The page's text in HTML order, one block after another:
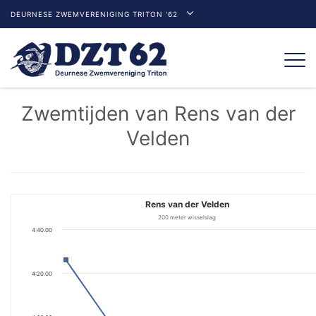
DEURNESE ZWEMVERENIGING TRITON '62
Zwemtijden van Rens van der
Velden
Rens van der Velden
200 meter wisselslag
4:20.00
4:40.00